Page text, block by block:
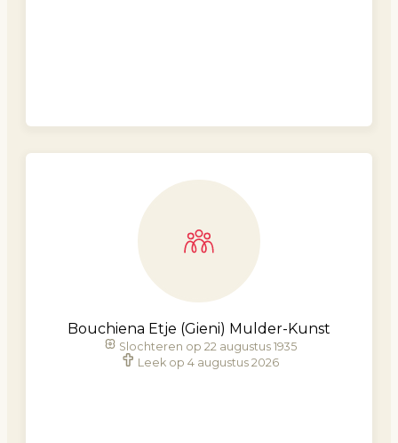
Bouchiena Etje (Gieni) Mulder-Kunst
Slochteren op 22 augustus 1935
Leek op 4 augustus 2026